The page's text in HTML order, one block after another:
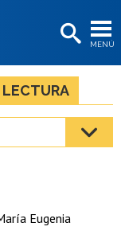
MENÚ
LECTURA
Eugenia